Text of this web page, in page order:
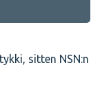
sitten NSN:n